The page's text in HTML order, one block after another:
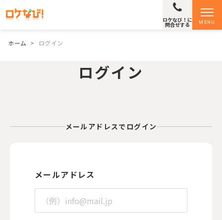
MENU
ロケなび！に
問合せする
ホーム > ログイン
ログイン
メールアドレスでログイン
メールアドレス